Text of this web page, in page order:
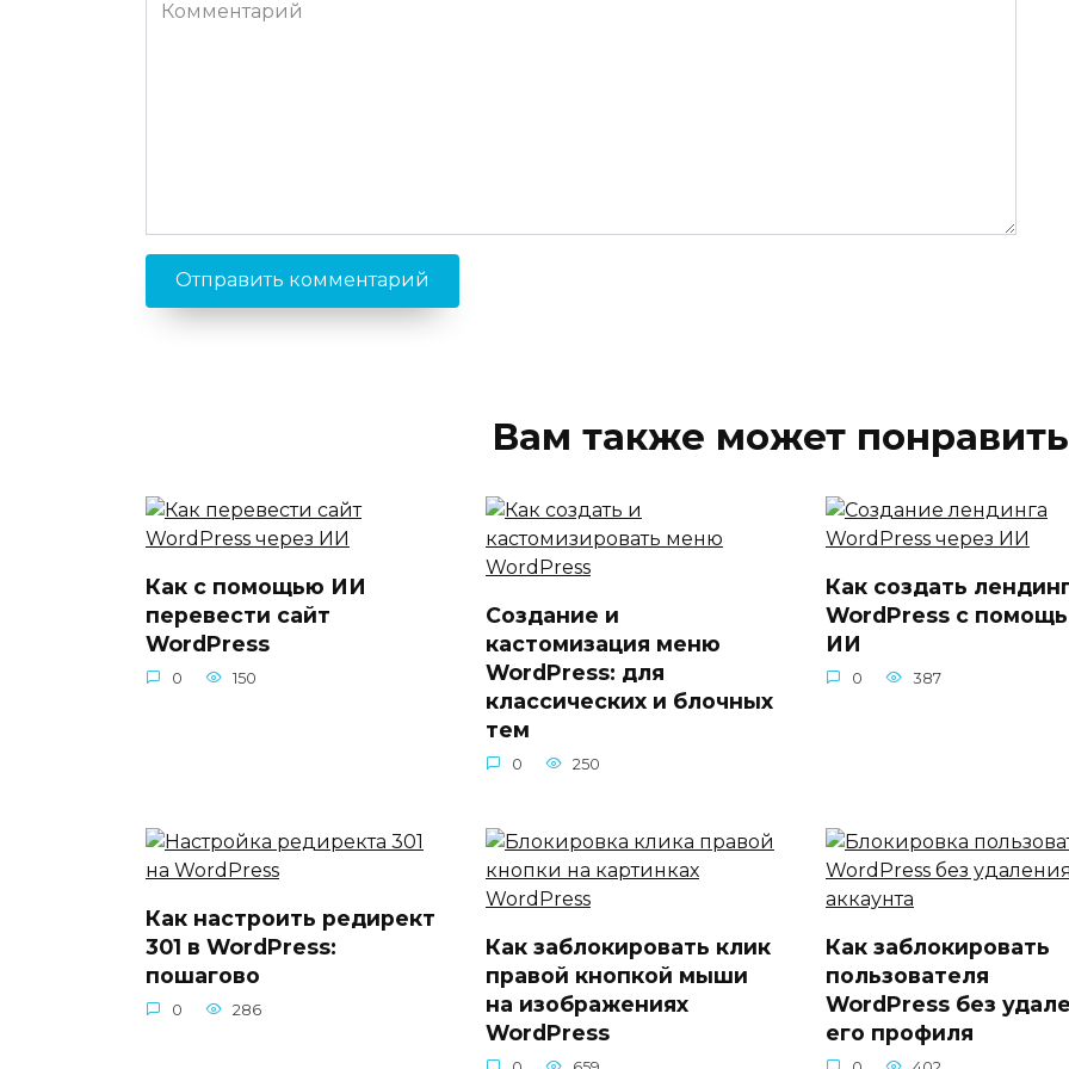
Вам также может
Как с помощью ИИ
перевести сайт
WordPress
0 150
Создание и
кастомизация меню
WordPress: для
классических и блочных
тем
0 250
Как создать
WordPress с
ИИ
0 387
Как настроить редирект
301 в WordPress:
пошагово
0 286
Как заблокировать клик
правой кнопкой мыши
на изображениях
WordPress
Как заблокировать
пользователя
WordPress без
его профиля